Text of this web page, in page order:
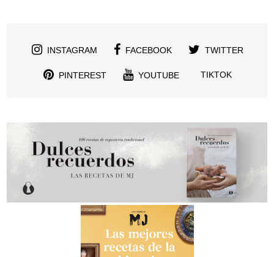
INSTAGRAM FACEBOOK TWITTER
PINTEREST YOUTUBE TIKTOK